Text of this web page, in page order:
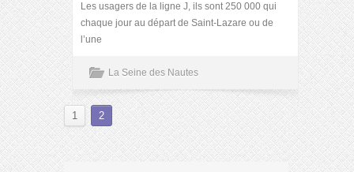
Les usagers de la ligne J, ils sont 250 000 qui
chaque jour au départ de Saint-Lazare ou de
l’une
La Seine des Nautes
1 2